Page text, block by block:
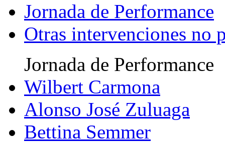
Jornada de Performance
Otras intervenciones no
Jornada de Performance
Wilbert Carmona
Alonso José Zuluaga
Bettina Semmer